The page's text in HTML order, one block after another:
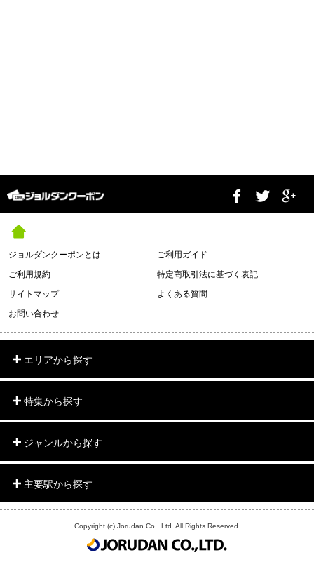
ジョルダンクーポンとは
ご利用ガイド
ご利用規約
特定商取引法に基づく表記
サイトマップ
よくある質問
お問い合わせ
エリアから探す
特集から探す
ジャンルから探す
主要駅から探す
Copyright (c) Jorudan Co., Ltd. All Rights Reserved.